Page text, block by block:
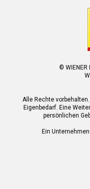
© WIENER
Alle Rechte
Eigenbedarf. Eine
persönlichen
Ein